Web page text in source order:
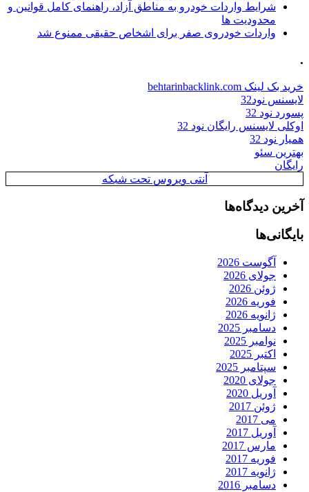
شرایط واردات خودرو به مناطق آزاد، راهنمای کامل قوانین و
محدودیت ها
واردات خودروی صفر برای اشخاص حقیقی ممنوع شد
.
خرید بک لینک behtarinbacklink.com
لایسنس نود32
پسورد نود 32
اوکلی لایسنس رایگان نود 32
همیار نود 32
بهترین سئو
رایگان
آنتی ویروس تحت شبکه
آخرین دیدگاه‌ها
بایگانی‌ها
آگوست 2026
جولای 2026
ژوئن 2026
فوریه 2026
ژانویه 2026
دسامبر 2025
نوامبر 2025
اکتبر 2025
سپتامبر 2025
جولای 2020
آوریل 2020
ژوئن 2017
می 2017
آوریل 2017
مارس 2017
فوریه 2017
ژانویه 2017
دسامبر 2016